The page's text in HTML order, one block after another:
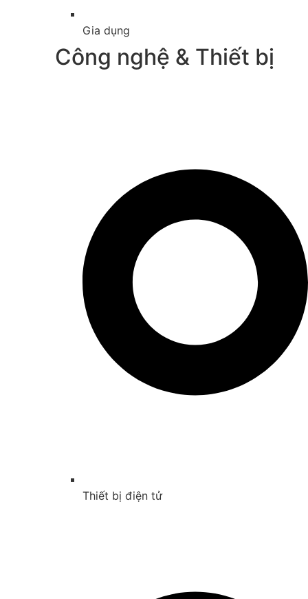
Gia dụng
Công nghệ & Thiết bị
Thiết bị điện tử